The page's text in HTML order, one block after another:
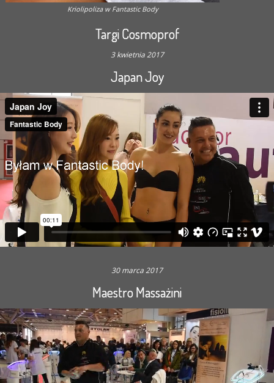
Kriolipoliza w Fantastic Body
Targi Cosmoprof
3 kwietnia 2017
Japan Joy
30 marca 2017
Maestro Massażini